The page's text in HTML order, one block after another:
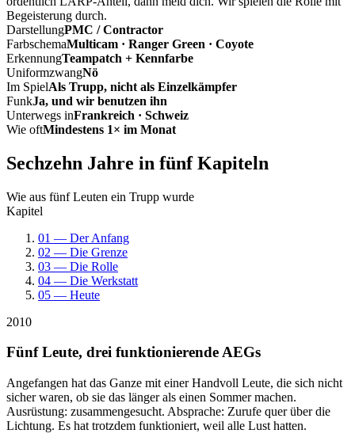
Begeisterung durch.
DarstellungPMC / Contractor
FarbschemaMulticam · Ranger Green · Coyote
ErkennungTeampatch + Kennfarbe
UniformzwangNö
Im SpielAls Trupp, nicht als Einzelkämpfer
FunkJa, und wir benutzen ihn
Unterwegs inFrankreich · Schweiz
Wie oftMindestens 1× im Monat
Sechzehn Jahre in fünf Kapiteln
Wie aus fünf Leuten ein Trupp wurde
Kapitel
01 — Der Anfang
02 — Die Grenze
03 — Die Rolle
04 — Die Werkstatt
05 — Heute
2010
Fünf Leute, drei funktionierende AEGs
Angefangen hat das Ganze mit einer Handvoll Leute, die sich nicht
sicher waren, ob sie das länger als einen Sommer machen.
Ausrüstung: zusammengesucht. Absprache: Zurufe quer über die
Lichtung. Es hat trotzdem funktioniert, weil alle Lust hatten.